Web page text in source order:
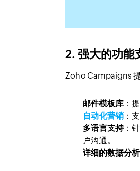
2. 强大的功能
Zoho Campaigns
邮件模板库 ：
自动化营销 ：
多语言支持：
户沟通。
详细的数据分析